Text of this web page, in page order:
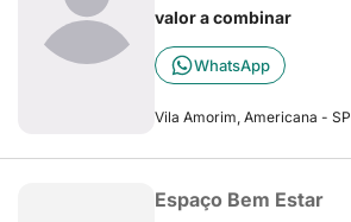
valor a combinar
WhatsApp
Vila Amorim, Americana - SP
Espaço Bem Estar